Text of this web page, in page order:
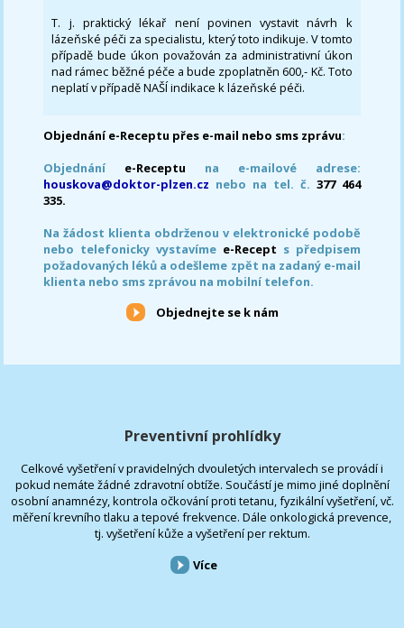
T. j. praktický lékař není povinen vystavit návrh k
lázeňské péči za specialistu, který toto indikuje. V tomto
případě bude úkon považován za administrativní úkon
nad rámec běžné péče a bude zpoplatněn 600,- Kč. Toto
neplatí v případě NAŠÍ indikace k lázeňské péči.
Objednání e-Receptu přes e-mail nebo sms zprávu:
Objednání e-Receptu na e-mailové adrese:
houskova@doktor-plzen.cz nebo na tel. č. 377 464
335.
Na žádost klienta obdrženou v elektronické podobě
nebo telefonicky vystavíme e-Recept s předpisem
požadovaných léků a odešleme zpět na zadaný e-mail
klienta nebo sms zprávou na mobilní telefon.
Objednejte se k nám
Preventivní prohlídky
Celkové vyšetření v pravidelných dvouletých intervalech se provádí i
pokud nemáte žádné zdravotní obtíže. Součástí je mimo jiné doplnění
osobní anamnézy, kontrola očkování proti tetanu, fyzikální vyšetření, vč.
měření krevního tlaku a tepové frekvence. Dále onkologická prevence,
tj. vyšetření kůže a vyšetření per rektum.
Více